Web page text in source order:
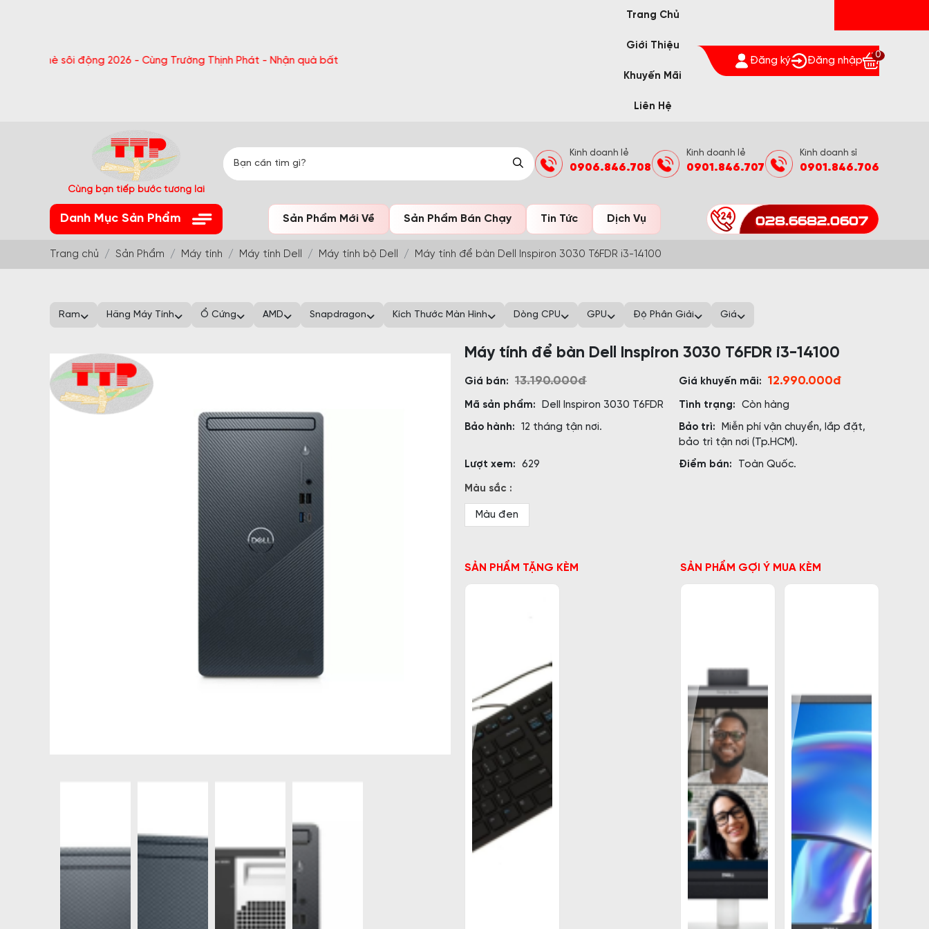
sôi động 2026 - Cùng Trường Thịnh Phát - Nhận quà bất ngờ Đón Hè Sang chi tiết tại 'Khuyến Mãi'
Trang Chủ
Giới Thiệu
Khuyến Mãi
Liên Hệ
Đăng ký Đăng nhập
0
Cùng bạn tiếp bước tương lai
Kinh doanh lẻ
0906.846.708
Kinh doanh lẻ
0901.846.707
Kinh doanh sỉ
0901.846.706
Danh Mục Sản Phẩm Sản Phẩm Mới Về Sản Phẩm Bán Chạy Tin Tức Dịch Vụ 028.6682.0607
Trang chủ Sản Phẩm Máy tính Máy tính Dell Máy tính bộ Dell Máy tính để bàn Dell Inspiron 3030 T6FDR i3-14100
Ram Hãng Máy Tính Ổ Cứng AMD Snapdragon Kích Thước Màn Hình Dòng CPU GPU Độ Phân Giải Giá
Máy tính để bàn Dell Inspiron 3030 T6FDR i3-14100
Giá bán: 13.190.000đ Giá khuyến mãi: 12.990.000đ
Mã sản phẩm: Dell Inspiron 3030 T6FDR Tình trạng:
Còn hàng
Bảo hành:
12 tháng tận nơi. Bảo trì:
Miễn phí vận chuyển, lắp đặt,
bảo trì tận nơi (Tp.HCM).
Lượt xem:
629 Điểm bán: Toàn Quốc.
Màu sắc :
Màu đen
SẢN PHẨM TẶNG KÈM SẢN PHẨM GỢI Ý MUA KÈM